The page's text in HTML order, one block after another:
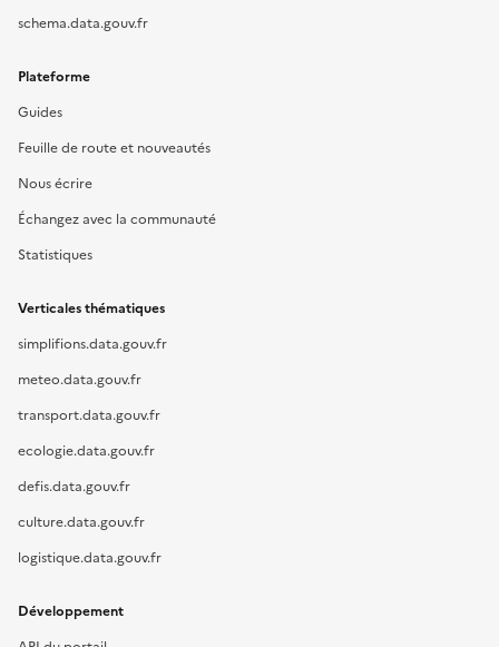
schema.data.gouv.fr
Plateforme
Guides
Feuille de route et nouveautés
Nous écrire
Échangez avec la communauté
Statistiques
Verticales thématiques
simplifions.data.gouv.fr
meteo.data.gouv.fr
transport.data.gouv.fr
ecologie.data.gouv.fr
defis.data.gouv.fr
culture.data.gouv.fr
logistique.data.gouv.fr
Développement